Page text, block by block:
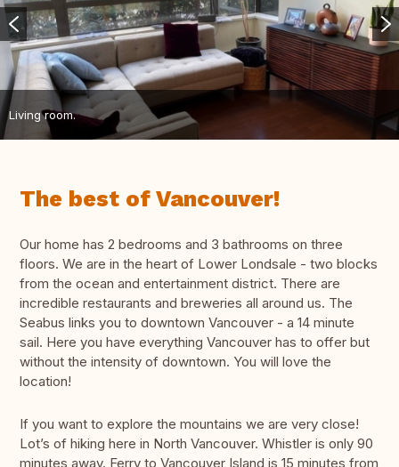
Living room.
The best of Vancouver!
Our home has 2 bedrooms and 3 bathrooms on three
floors. We are in the heart of Lower Londsale - two blocks
from the ocean and entertainment district. There are
incredible restaurants and breweries all around us. The
Seabus links you to downtown Vancouver - a 14 minute
sail. Here you have everything Vancouver has to offer but
without the intensity of downtown. You will love the
location!
If you want to explore the mountains we are very close!
Lot’s of hiking here in North Vancouver. Whistler is only 90
minutes away. Ferry to Vancouver Island is 15 minutes from